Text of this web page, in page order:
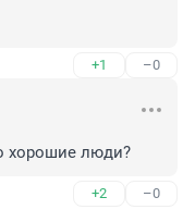
+1 –0
хорошие люди?
+2 –0